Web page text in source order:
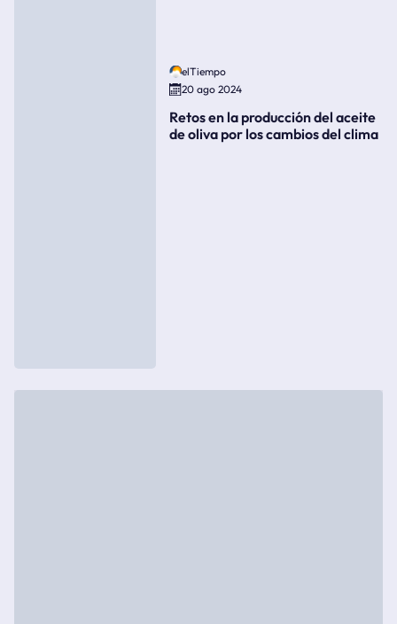
elTiempo
20 ago 2024
Retos en la producción del aceite
de oliva por los cambios del clima